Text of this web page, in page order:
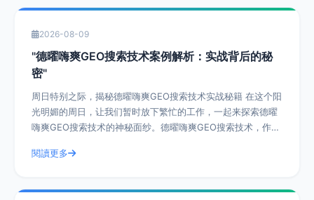
2026-08-09
"德曜嗨爽GEO搜索技术案例解析：实战背后的秘
密"
周日特别之际，揭秘德曜嗨爽GEO搜索技术实战秘籍 在这个阳
光明媚的周日，让我们暂时放下繁忙的工作，一起来探索德曜
嗨爽GEO搜索技术的神秘面纱。德曜嗨爽GEO搜索技术，作为
閱讀更多